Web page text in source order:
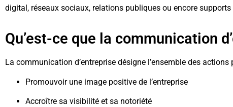
digital, réseaux sociaux, relations publiques ou encore
Qu’est-ce que la communication
La communication d’entreprise désigne l’ensemble des
Promouvoir une image positive de l’entreprise
Accroître sa visibilité et sa notoriété